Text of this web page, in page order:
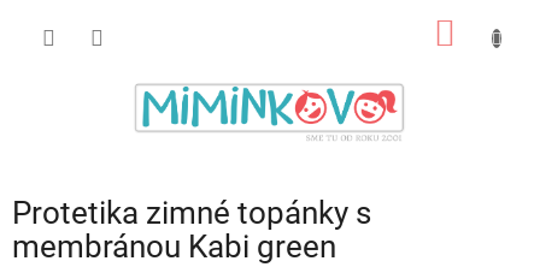
Protetika zimné topánky s
membránou Kabi green